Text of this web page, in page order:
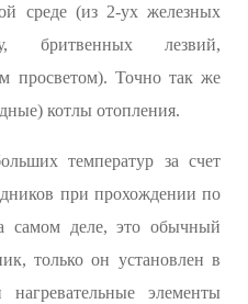
среде (из 2-ух железных
бритвенных лезвий,
просветом). Точно так же
котлы отопления.
температур за счет
при прохождении по
самом деле, это обычный
только он установлен в
элементы